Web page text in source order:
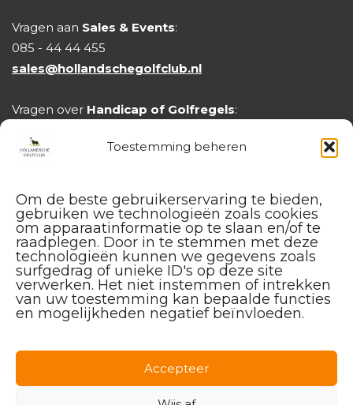
Toestemming beheren
Om de beste gebruikerservaring te bieden,
gebruiken we technologieën zoals cookies
om apparaatinformatie op te slaan en/of te
raadplegen. Door in te stemmen met deze
technologieën kunnen we gegevens zoals
surfgedrag of unieke ID's op deze site
verwerken. Het niet instemmen of intrekken
van uw toestemming kan bepaalde functies
en mogelijkheden negatief beïnvloeden.
Accepteer
Vragen aan Sales & Events:
085 - 44 44 455
sales@hollandschegolfclub.nl
Vragen over Handicap of Golfregels:
Instagram